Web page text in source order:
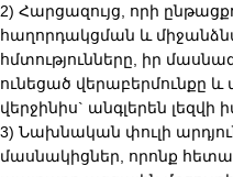
2) Հարցազույց, որի
հաղորդակցման և
հմտությունները, իր
ունեցած վերաբերմունքը
վերջինիս` անգլերեն
3) Նախնական փուլի
մասնակիցներ, որոնք